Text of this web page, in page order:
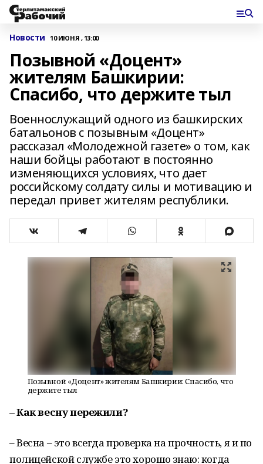
Новости 10 ИЮНЯ , 13:00
Позывной «Доцент»
жителям Башкирии:
Спасибо, что держите тыл
Военнослужащий одного из башкирских
батальонов с позывным «Доцент»
рассказал «Молодежной газете» о том, как
наши бойцы работают в постоянно
изменяющихся условиях, что дает
российскому солдату силы и мотивацию и
передал привет жителям республики.
Позывной «Доцент» жителям Башкирии: Спасибо, что
держите тыл
– Как весну пережили?
– Весна – это всегда проверка на прочность, я и по
полицейской службе это хорошо знаю: когда